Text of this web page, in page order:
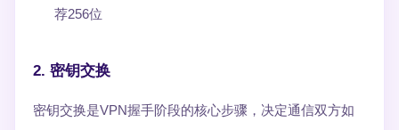
荐256位
2. 密钥交换
密钥交换是VPN握手阶段的核心步骤，决定通信双方如